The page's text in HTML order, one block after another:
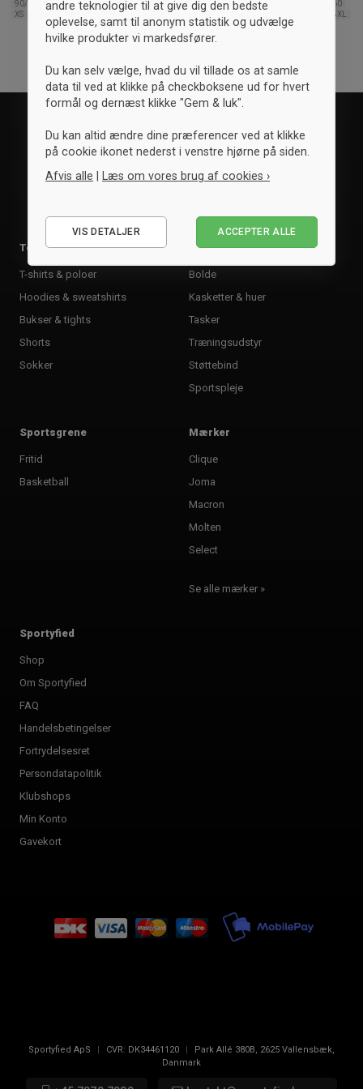
90/100 110/120 130/140
150/160
XS
3XL
90/100 110/120
150/160
XS
5XL
Tøj
T-shirts & poloer
Hoodies & sweatshirts
Bukser & tights
Shorts
Sokker
Tilbehør
Bolde
Kasketter & huer
Tasker
Træningsudstyr
Støttebind
Sportspleje
Sportsgrene
Fritid
Basketball
Mærker
Clique
Joma
Macron
Molten
Select
Se alle mærker »
Sportyfied
Shop
Om Sportyfied
FAQ
Handelsbetingelser
Fortrydelsesret
Persondatapolitik
Klubshops
Min Konto
Gavekort
Sportyfied ApS | CVR: DK34461120 | Park Allé 380B, 2625 Vallensbæk,
Danmark
andre teknologier til at give dig den bedste
oplevelse, samt til anonym statistik og udvælge
hvilke produkter vi markedsfører.
Du kan selv vælge, hvad du vil tillade os at samle
data til ved at klikke på checkboksene ud for hvert
formål og dernæst klikke "Gem & luk".
Du kan altid ændre dine præferencer ved at klikke
på cookie ikonet nederst i venstre hjørne på siden.
Afvis alle | Læs om vores brug af cookies ›
Statistiske
VIS DETALJER ACCEPTER ALLE